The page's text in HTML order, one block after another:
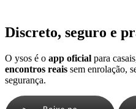
Discreto, seguro e
O ysos é o app oficial para
encontros reais sem enrolação,
segurança.